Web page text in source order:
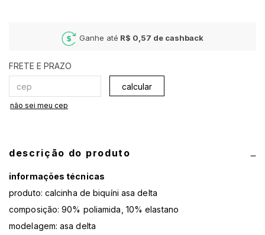
Ganhe até R$ 0,57 de cashback
calcular
não sei meu cep
descrição do produto
informações técnicas
produto: calcinha de biquíni asa delta
composição: 90% poliamida, 10% elastano
modelagem: asa delta